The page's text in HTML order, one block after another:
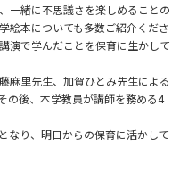
一緒に不思議さを楽しめることの
絵本についても多数ご紹介くださ
演で学んだことを保育に生かして
麻里先生、加賀ひとみ先生による
の後、本学教員が講師を務める4
なり、明日からの保育に活かして